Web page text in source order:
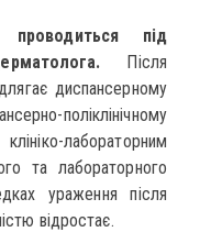
проводиться під
Після
диспансерному
поліклінічному
лабораторним
та лабораторного
ураження після
відростає.